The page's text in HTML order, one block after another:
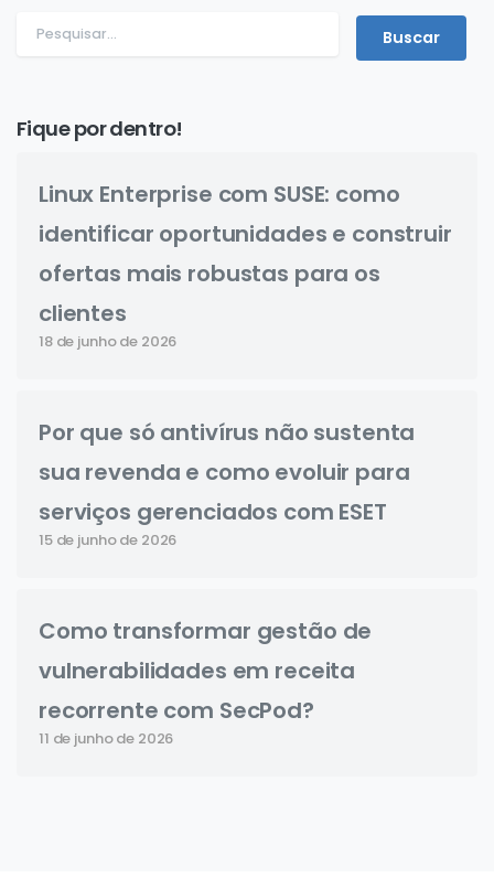
Fique por dentro!
Linux Enterprise com SUSE: como
identificar oportunidades e construir
ofertas mais robustas para os
clientes
18 de junho de 2026
Por que só antivírus não sustenta
sua revenda e como evoluir para
serviços gerenciados com ESET
15 de junho de 2026
Como transformar gestão de
vulnerabilidades em receita
recorrente com SecPod?
11 de junho de 2026